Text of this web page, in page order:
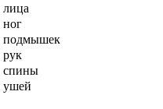
лица
ног
подмышек
рук
спины
ушей